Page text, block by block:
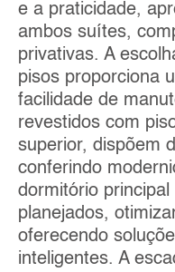
e a praticidade,
ambos suítes,
privativas. A
pisos proporciona
facilidade de
revestidos com
superior, dispõem
conferindo
dormitório
planejados,
oferecendo
inteligentes. A